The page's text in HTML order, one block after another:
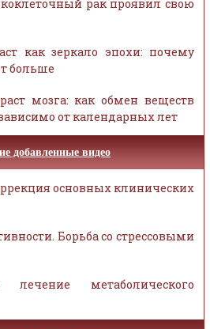
рак проявил свою
как зеркало эпохи: почему
больше
мозга: как обмен веществ
от календарных лет
добавленные видео
основных клинических
Борьба со стрессовыми
лечение метаболического